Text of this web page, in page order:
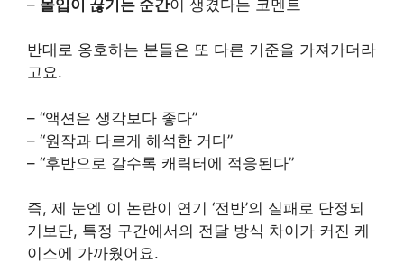
– 몰입이 끊기는 순간이 생겼다는 코멘트
반대로 옹호하는 분들은 또 다른 기준을 가져가더라
고요.
– “액션은 생각보다 좋다”
– “원작과 다르게 해석한 거다”
– “후반으로 갈수록 캐릭터에 적응된다”
즉, 제 눈엔 이 논란이 연기 ‘전반’의 실패로 단정되
기보단, 특정 구간에서의 전달 방식 차이가 커진 케
이스에 가까웠어요.